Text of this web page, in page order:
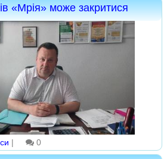
«Мрія» може закритися
| 0